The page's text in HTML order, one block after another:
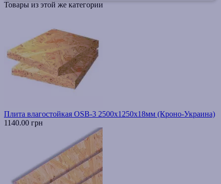
Товары из этой же категории
Плита влагостойкая OSB-3 2500х1250х18мм (Кроно-Украина)
1140.00 грн